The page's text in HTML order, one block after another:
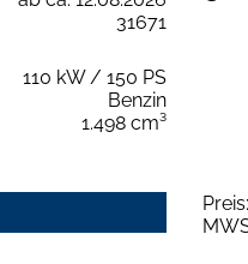
31671
110 kW / 150 PS
Benzin
1.498 cm³
Preis: